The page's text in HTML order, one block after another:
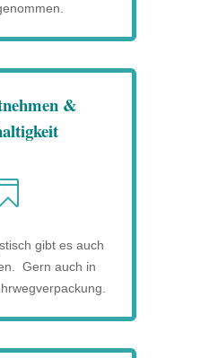
&

gibt es auch
Gern auch in